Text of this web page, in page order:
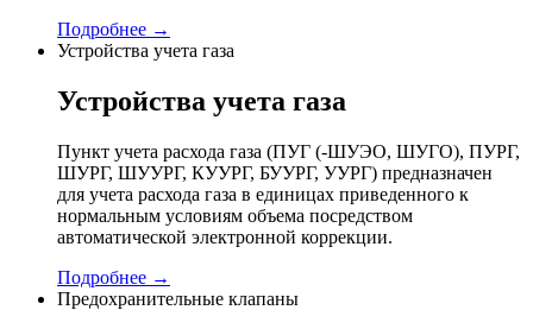
Подробнее →
Устройства учета газа
Устройства учета газа
Пункт учета расхода газа (ПУГ (-ШУЭО, ШУГО), ПУРГ,
ШУРГ, ШУУРГ, КУУРГ, БУУРГ, УУРГ) предназначен
для учета расхода газа в единицах приведенного к
нормальным условиям объема посредством
автоматической электронной коррекции.
Подробнее →
Предохранительные клапаны